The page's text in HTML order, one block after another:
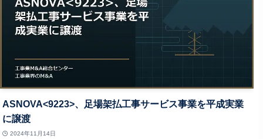
ASNOVA<9223>、足場架払工事サービス事業を平成実業
に譲渡
2024年11月14日